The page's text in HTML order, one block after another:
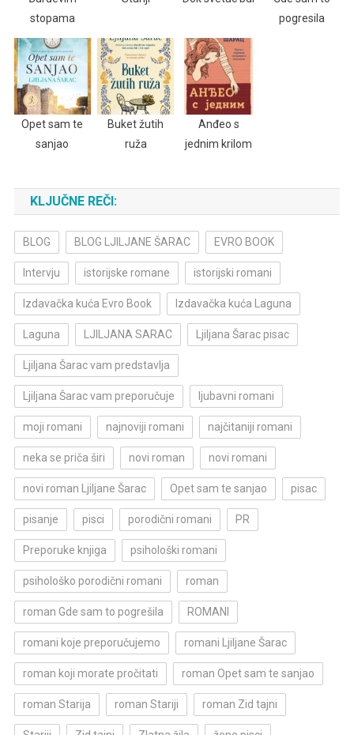
stopama
pogresila
Opet sam te
sanjao
Buket žutih
ruža
Anđeo s
jednim krilom
KLJUČNE REČI:
BLOG BLOG LJILJANE ŠARAC EVRO BOOK
Intervju istorijske romane istorijski romani
Izdavačka kuća Evro Book Izdavačka kuća Laguna
Laguna LJILJANA SARAC Ljiljana Šarac pisac
Ljiljana Šarac vam predstavlja
Ljiljana Šarac vam preporučuje ljubavni romani
moji romani najnoviji romani najčitaniji romani
neka se priča širi novi roman novi romani
novi roman Ljiljane Šarac Opet sam te sanjao pisac
pisanje pisci porodični romani PR
Preporuke knjiga psihološki romani
psihološko porodični romani roman
roman Gde sam to pogrešila ROMANI
romani koje preporučujemo romani Ljiljane Šarac
roman koji morate pročitati roman Opet sam te sanjao
roman Starija roman Stariji roman Zid tajni